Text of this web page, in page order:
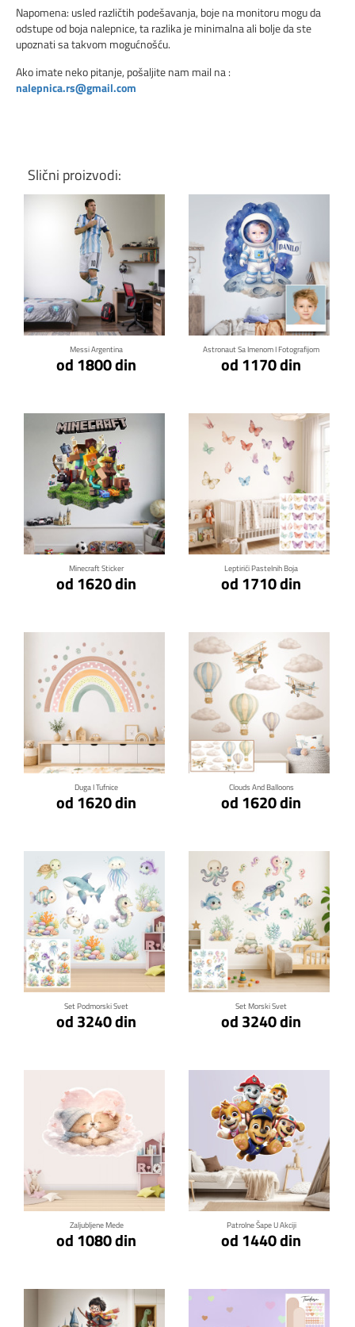
Napomena: usled različtih podešavanja, boje na monitoru mogu da
odstupe od boja nalepnice, ta razlika je minimalna ali bolje da ste
upoznati sa takvom mogućnošću.
Ako imate neko pitanje, pošaljite nam mail na :
nalepnica.rs@gmail.com
Slični proizvodi:
Messi Argentina
od 1800 din
Klikni za detalje
Astronaut Sa Imenom I Fotografijom
od 1170 din
Klikni za detalje
Minecraft Sticker
od 1620 din
Klikni za detalje
Leptirići Pastelnih Boja
od 1710 din
Klikni za detalje
Duga I Tufnice
od 1620 din
Klikni za detalje
Clouds And Balloons
od 1620 din
Klikni za detalje
Set Podmorski Svet
od 3240 din
Klikni za detalje
Set Morski Svet
od 3240 din
Klikni za detalje
Zaljubljene Mede
od 1080 din
Patrolne Šape U Akciji
od 1440 din
Klikni za detalje